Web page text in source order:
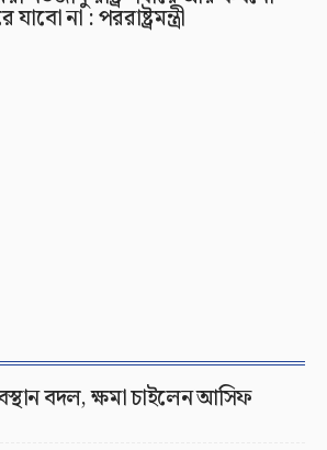
যাবো না : পররাষ্ট্রমন্ত্রী
বদল, ক্ষমা চাইলেন আসিফ